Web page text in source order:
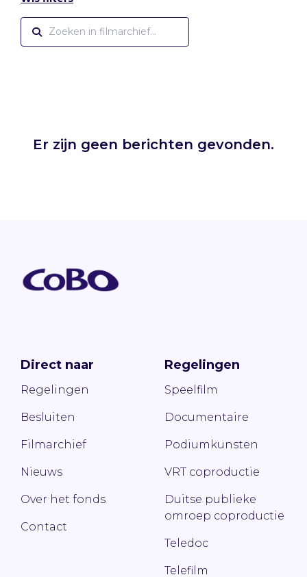
Er zijn geen berichten gevonden.
Direct naar
Regelingen
Besluiten
Filmarchief
Nieuws
Over het fonds
Contact
Regelingen
Speelfilm
Documentaire
Podiumkunsten
VRT coproductie
Duitse publieke
omroep coproductie
Teledoc
Telefilm